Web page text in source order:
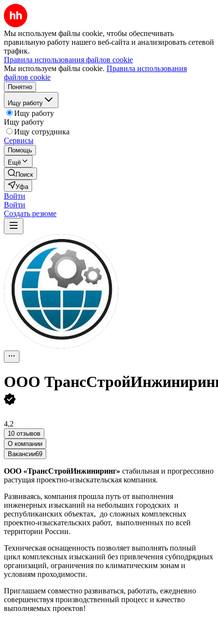
Мы используем файлы cookie, чтобы обеспечивать
правильную работу нашего веб-сайта и анализировать сетевой
трафик.
Правила использования файлов cookie
Мы используем файлы cookie. Правила использования
файлов cookie
Понятно
Ищу работу
Ищу работу
Ищу работу
Ищу сотрудника
Сервисы
Помощь
Ещё
Поиск
Уфа
Войти
Войти
Создать резюме
ООО
4,2
10 отзывов
О компании
Вакансии69
ООО «ТрансСтройИнжиниринг» стабильная и прогрессивно
растущая проектно-изыскательская компания.
Развиваясь, компания прошла путь от выполнения
инженерных изысканий на небольших городских и
республиканских объектах, до сложных комплексных
проектно-изыскательских работ, выполненных по всей
территории России.
Техническая оснащенность позволяет выполнять полный
цикл комплексных изысканий без привлечения субподрядных
организаций, ограничения по климатическим зонам и
условиям проходимости.
Приглашаем совместно развиваться, работать, ежедневно
совершенствуя производственный процесс и качество
выполняемых проектов!